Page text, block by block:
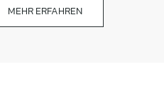
MEHR ERFAHREN